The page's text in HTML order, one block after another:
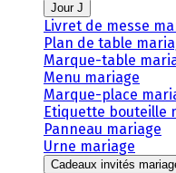
Jour J
Livret de messe
Plan de table
Marque-table
Menu mariage
Marque-place
Etiquette bouteille
Panneau mariage
Urne mariage
Cadeaux invités